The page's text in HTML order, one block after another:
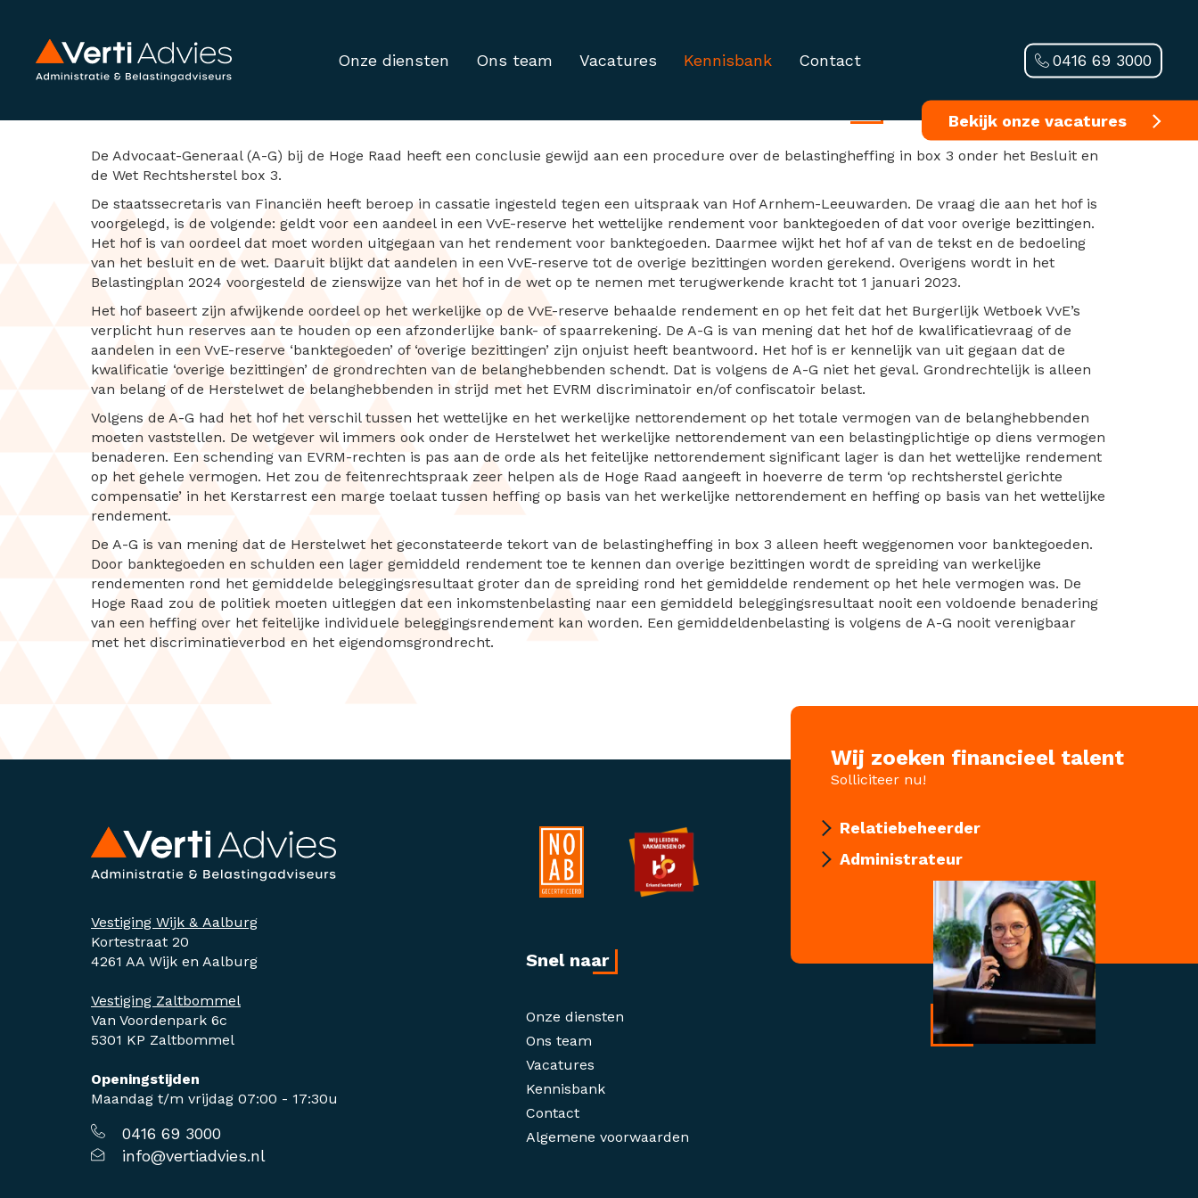
Onze diensten Ons team Vacatures Kennisbank Contact
Bekijk onze vacatures
0416 69 3000
De Advocaat-Generaal (A-G) bij de Hoge Raad heeft een conclusie gewijd aan een procedure over de belastingheffing in box 3 onder het Besluit en
de Wet Rechtsherstel box 3.
De staatssecretaris van Financiën heeft beroep in cassatie ingesteld tegen een uitspraak van Hof Arnhem-Leeuwarden. De vraag die aan het hof is
voorgelegd, is de volgende: geldt voor een aandeel in een VvE-reserve het wettelijke rendement voor banktegoeden of dat voor overige bezittingen.
Het hof is van oordeel dat moet worden uitgegaan van het rendement voor banktegoeden. Daarmee wijkt het hof af van de tekst en de bedoeling
van het besluit en de wet. Daaruit blijkt dat aandelen in een VvE-reserve tot de overige bezittingen worden gerekend. Overigens wordt in het
Belastingplan 2024 voorgesteld de zienswijze van het hof in de wet op te nemen met terugwerkende kracht tot 1 januari 2023.
Het hof baseert zijn afwijkende oordeel op het werkelijke op de VvE-reserve behaalde rendement en op het feit dat het Burgerlijk Wetboek VvE’s
verplicht hun reserves aan te houden op een afzonderlijke bank- of spaarrekening. De A-G is van mening dat het hof de kwalificatievraag of de
aandelen in een VvE-reserve ‘banktegoeden’ of ‘overige bezittingen’ zijn onjuist heeft beantwoord. Het hof is er kennelijk van uit gegaan dat de
kwalificatie ‘overige bezittingen’ de grondrechten van de belanghebbenden schendt. Dat is volgens de A-G niet het geval. Grondrechtelijk is alleen
van belang of de Herstelwet de belanghebbenden in strijd met het EVRM discriminatoir en/of confiscatoir belast.
Volgens de A-G had het hof het verschil tussen het wettelijke en het werkelijke nettorendement op het totale vermogen van de belanghebbenden
moeten vaststellen. De wetgever wil immers ook onder de Herstelwet het werkelijke nettorendement van een belastingplichtige op diens vermogen
benaderen. Een schending van EVRM-rechten is pas aan de orde als het feitelijke nettorendement significant lager is dan het wettelijke rendement
op het gehele vermogen. Het zou de feitenrechtspraak zeer helpen als de Hoge Raad aangeeft in hoeverre de term ‘op rechtsherstel gerichte
compensatie’ in het Kerstarrest een marge toelaat tussen heffing op basis van het werkelijke nettorendement en heffing op basis van het wettelijke
rendement.
De A-G is van mening dat de Herstelwet het geconstateerde tekort van de belastingheffing in box 3 alleen heeft weggenomen voor banktegoeden.
Door banktegoeden en schulden een lager gemiddeld rendement toe te kennen dan overige bezittingen wordt de spreiding van werkelijke
rendementen rond het gemiddelde beleggingsresultaat groter dan de spreiding rond het gemiddelde rendement op het hele vermogen was. De
Hoge Raad zou de politiek moeten uitleggen dat een inkomstenbelasting naar een gemiddeld beleggingsresultaat nooit een voldoende benadering
van een heffing over het feitelijke individuele beleggingsrendement kan worden. Een gemiddeldenbelasting is volgens de A-G nooit verenigbaar
met het discriminatieverbod en het eigendomsgrondrecht.
Wij zoeken financieel talent
Solliciteer nu!
Relatiebeheerder
Administrateur
Vestiging Wijk & Aalburg
Kortestraat 20
4261 AA Wijk en Aalburg
Vestiging Zaltbommel
Van Voordenpark 6c
5301 KP Zaltbommel
Openingstijden
Maandag t/m vrijdag 07:00 - 17:30u
0416 69 3000
info@vertiadvies.nl
Snel naar
Onze diensten
Ons team
Vacatures
Kennisbank
Contact
Algemene voorwaarden